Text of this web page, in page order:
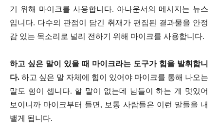
기 위해 마이크를 사용합니다. 아나운서의 메시지는 뉴스
입니다. 다수의 관점이 담긴 취재가 편집된 결과물을 안정
감 있는 목소리로 널리 전하기 위해 마이크를 사용합니다.
하고 싶은 말이 있을 때 마이크라는 도구가 힘을 발휘합니
다. 하고 싶은 말 자체에 힘이 있어야 마이크를 통해 나오는
말도 힘이 셉니다. 할 말이 없는데 남들이 하는 게 멋있어
보이니까 마이크부터 들면, 보통 사람들은 이런 말들을 내
뱉게 됩니다.